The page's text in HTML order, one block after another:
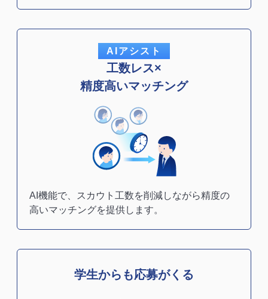
AIアシスト
工数レス×
精度高いマッチング
AI機能で、スカウト工数を削減しながら精度の
高いマッチングを提供します。
学生からも応募がくる